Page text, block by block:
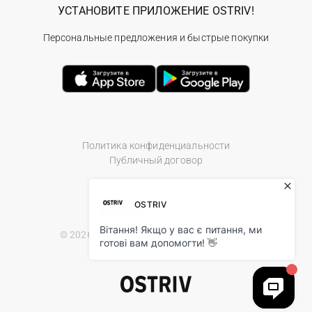
Политика конфиденциальности
Публичный договор
© 2026 Ostriv.ua Store. All Rights Reserved.
УСТАНОВИТЕ ПРИЛОЖЕНИЕ OSTRIV!
Персональные предложения и быстрые покупки